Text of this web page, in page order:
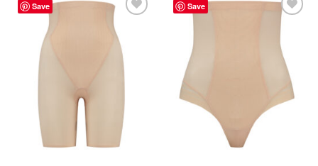
Save
verlanglijst
toevoegen
Save
Aan
toevoegen